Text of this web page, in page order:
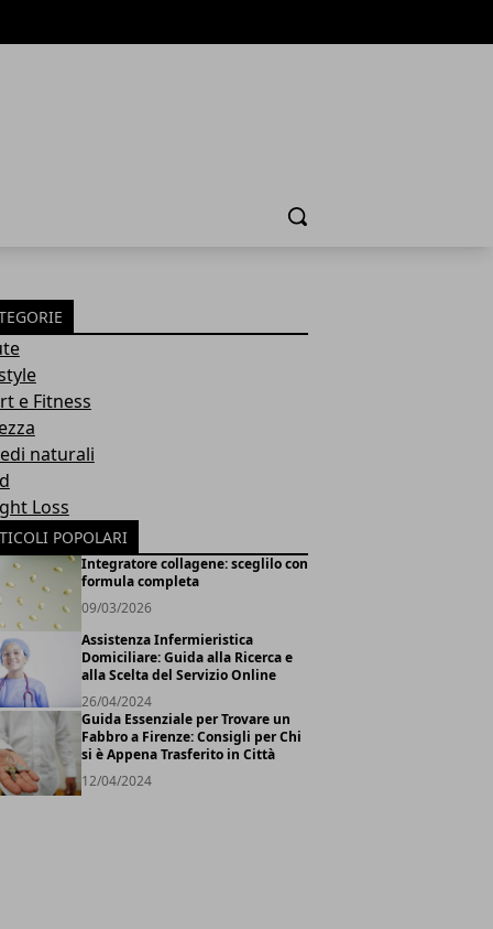
Cerca
e Fitness
naturali
Loss
POPOLARI
Integratore collagene: sceglilo con
formula completa
09/03/2026
Assistenza Infermieristica
Domiciliare: Guida alla Ricerca e
alla Scelta del Servizio Online
26/04/2024
Guida Essenziale per Trovare un
Fabbro a Firenze: Consigli per Chi
si è Appena Trasferito in Città
12/04/2024